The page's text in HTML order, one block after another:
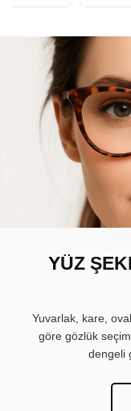
YÜZ
Yuvarlak, kare,
göre gözlük
dengeli